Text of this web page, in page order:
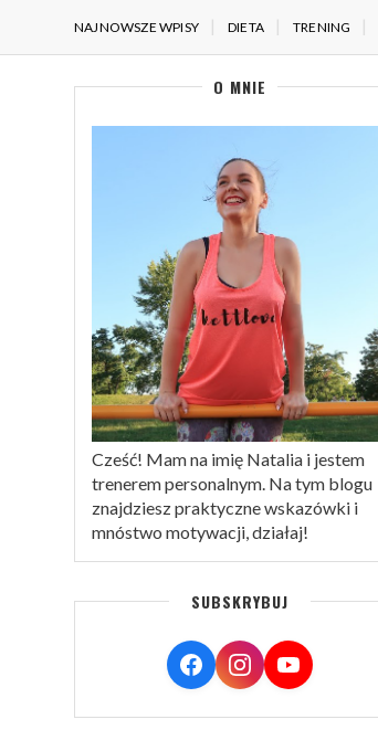
NAJNOWSZE WPISY DIETA TRENING
O MNIE
Cześć! Mam na imię Natalia i jestem
trenerem personalnym. Na tym blogu
znajdziesz praktyczne wskazówki i
mnóstwo motywacji, działaj!
SUBSKRYBUJ